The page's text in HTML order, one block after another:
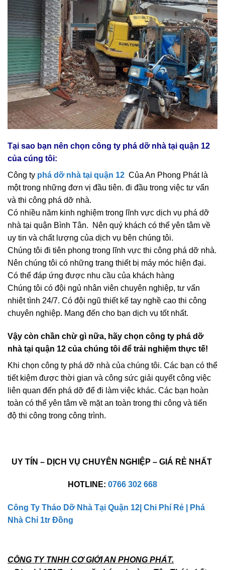
Tại sao bạn nên chọn công ty phá dỡ nhà tại quận 12
của cúng tôi:
Công ty phá dỡ nhà tại quận 12 Của An Phong Phát là
một trong những đơn vị đầu tiên. đi đầu trong việc tư vấn
và thi công phá dỡ nhà.
Có nhiều năm kinh nghiệm trong lĩnh vực dịch vụ phá dỡ
nhà tại quận Bình Tân. Nên quý khách có thể yên tâm về
uy tin và chất lượng của dịch vụ bên chúng tôi.
Chúng tôi đi tiên phong trong lĩnh vực thi công phá dỡ nhà.
Nên chúng tôi có những trang thiết bị máy móc hiện đại.
Có thể đáp ứng được nhu cầu của khách hàng
Chúng tôi có đội ngủ nhân viên chuyên nghiệp, tư vấn
nhiêt tình 24/7. Có đội ngũ thiết kế tay nghề cao thi công
chuyên nghiệp. Mang đến cho bạn dịch vụ tốt nhất.
Vậy còn chần chừ gì nữa, hãy chọn công ty phá dỡ
nhà tại quận 12 của chúng tôi để trải nghiệm thực tế!
Khi chọn công ty phá dỡ nhà của chúng tôi. Các bạn có thể
tiết kiệm được thời gian và công sức giải quyết công việc
liên quan đến phá dỡ để đi làm việc khác. Các bạn hoàn
toàn có thể yên tâm về mặt an toàn trong thi công và tiến
độ thi công trong công trình.
UY TÍN – DỊCH VỤ CHUYÊN NGHIỆP – GIÁ RẺ NHẤT
HOTLINE: 0766 302 668
Công Ty Tháo Dỡ Nhà Tại Quận 12| Chi Phí Rẻ | Phá
Nhà Chỉ 1tr Đồng
CÔNG TY TNHH CƠ GIỚI AN PHONG PHÁT.